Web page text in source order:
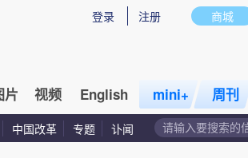
商城
登录 注册
片 视频 English mini+ 周刊
中国改革 专题 讣闻